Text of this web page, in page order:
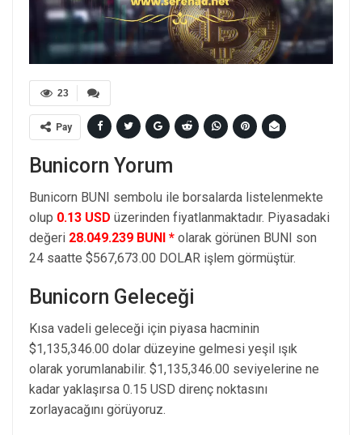
23
Pay
Bunicorn Yorum
Bunicorn BUNI sembolu ile borsalarda listelenmekte
olup 0.13 USD üzerinden fiyatlanmaktadır. Piyasadaki
değeri 28.049.239 BUNI * olarak görünen BUNI son
24 saatte $567,673.00 DOLAR işlem görmüştür.
Bunicorn Geleceği
Kısa vadeli geleceği için piyasa hacminin
$1,135,346.00 dolar düzeyine gelmesi yeşil ışık
olarak yorumlanabilir. $1,135,346.00 seviyelerine ne
kadar yaklaşırsa 0.15 USD direnç noktasını
zorlayacağını görüyoruz.